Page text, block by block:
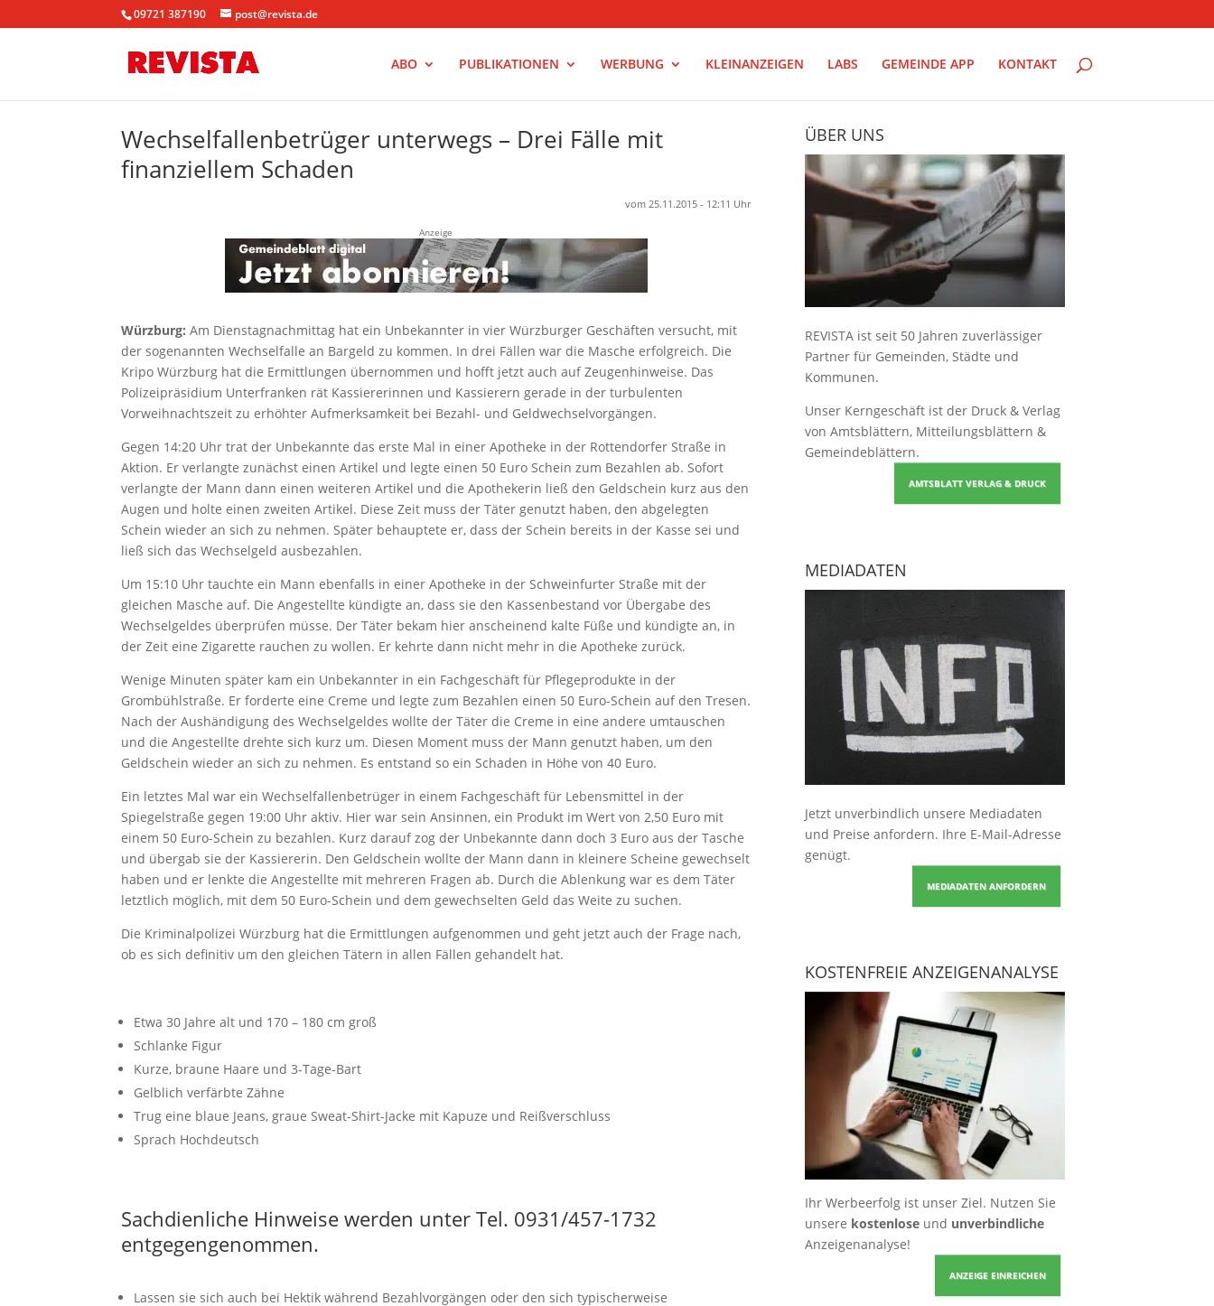
09721 387190 post@revista.de
ABO PUBLIKATIONEN WERBUNG KLEINANZEIGEN LABS GEMEINDE APP KONTAKT
Wechselfallenbetrüger unterwegs – Drei Fälle mit
finanziellem Schaden
vom 25.11.2015 - 12:11 Uhr
Anzeige
Würzburg:Am Dienstagnachmittag hat ein Unbekannter in vier Würzburger Geschäften versucht, mit
der sogenannten Wechselfalle an Bargeld zu kommen. In drei Fällen war die Masche erfolgreich. Die
Kripo Würzburg hat die Ermittlungen übernommen und hofft jetzt auch auf Zeugenhinweise. Das
Polizeipräsidium Unterfranken rät Kassiererinnen und Kassierern gerade in der turbulenten
Vorweihnachtszeit zu erhöhter Aufmerksamkeit bei Bezahl- und Geldwechselvorgängen.
Gegen 14:20 Uhr trat der Unbekannte das erste Mal in einer Apotheke in der Rottendorfer Straße in
Aktion. Er verlangte zunächst einen Artikel und legte einen 50 Euro Schein zum Bezahlen ab. Sofort
verlangte der Mann dann einen weiteren Artikel und die Apothekerin ließ den Geldschein kurz aus den
Augen und holte einen zweiten Artikel. Diese Zeit muss der Täter genutzt haben, den abgelegten
Schein wieder an sich zu nehmen. Später behauptete er, dass der Schein bereits in der Kasse sei und
ließ sich das Wechselgeld ausbezahlen.
Um 15:10 Uhr tauchte ein Mann ebenfalls in einer Apotheke in der Schweinfurter Straße mit der
gleichen Masche auf. Die Angestellte kündigte an, dass sie den Kassenbestand vor Übergabe des
Wechselgeldes überprüfen müsse. Der Täter bekam hier anscheinend kalte Füße und kündigte an, in
der Zeit eine Zigarette rauchen zu wollen. Er kehrte dann nicht mehr in die Apotheke zurück.
Wenige Minuten später kam ein Unbekannter in ein Fachgeschäft für Pflegeprodukte in der
Grombühlstraße. Er forderte eine Creme und legte zum Bezahlen einen 50 Euro-Schein auf den Tresen.
Nach der Aushändigung des Wechselgeldes wollte der Täter die Creme in eine andere umtauschen
und die Angestellte drehte sich kurz um. Diesen Moment muss der Mann genutzt haben, um den
Geldschein wieder an sich zu nehmen. Es entstand so ein Schaden in Höhe von 40 Euro.
Ein letztes Mal war ein Wechselfallenbetrüger in einem Fachgeschäft für Lebensmittel in der
Spiegelstraße gegen 19:00 Uhr aktiv. Hier war sein Ansinnen, ein Produkt im Wert von 2,50 Euro mit
einem 50 Euro-Schein zu bezahlen. Kurz darauf zog der Unbekannte dann doch 3 Euro aus der Tasche
und übergab sie der Kassiererin. Den Geldschein wollte der Mann dann in kleinere Scheine gewechselt
haben und er lenkte die Angestellte mit mehreren Fragen ab. Durch die Ablenkung war es dem Täter
letztlich möglich, mit dem 50 Euro-Schein und dem gewechselten Geld das Weite zu suchen.
Die Kriminalpolizei Würzburg hat die Ermittlungen aufgenommen und geht jetzt auch der Frage nach,
ob es sich definitiv um den gleichen Tätern in allen Fällen gehandelt hat.
Etwa 30 Jahre alt und 170 – 180 cm groß
Schlanke Figur
Kurze, braune Haare und 3-Tage-Bart
Gelblich verfärbte Zähne
Trug eine blaue Jeans, graue Sweat-Shirt-Jacke mit Kapuze und Reißverschluss
Sprach Hochdeutsch
Sachdienliche Hinweise werden unter Tel. 0931/457-1732
entgegengenommen.
Lassen sie sich auch bei Hektik während Bezahlvorgängen oder den sich typischerweise
ÜBER UNS
REVISTA ist seit 50 Jahren zuverlässiger
Partner für Gemeinden, Städte und
Kommunen.
Unser Kerngeschäft ist der Druck & Verlag
von Amtsblättern, Mitteilungsblättern &
Gemeindeblättern.
AMTSBLATT VERLAG & DRUCK
MEDIADATEN
Jetzt unverbindlich unsere Mediadaten
und Preise anfordern. Ihre E-Mail-Adresse
genügt.
MEDIADATEN ANFORDERN
KOSTENFREIE ANZEIGENANALYSE
Ihr Werbeerfolg ist unser Ziel. Nutzen Sie
unsere kostenloseund unverbindliche
Anzeigenanalyse!
ANZEIGE EINREICHEN